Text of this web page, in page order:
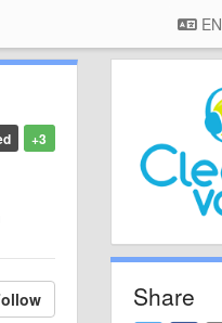
EN
+3
Share